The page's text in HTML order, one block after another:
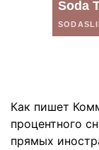
Как пишет
процентного
прямых